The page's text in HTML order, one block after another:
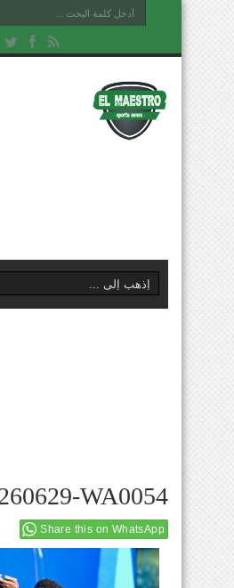
WA0054
Share this on WhatsApp